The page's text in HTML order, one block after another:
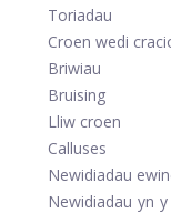
Toriadau
Croen wedi
Briwiau
Bruising
Lliw croen
Calluses
Newidiadau
Newidiadau yn